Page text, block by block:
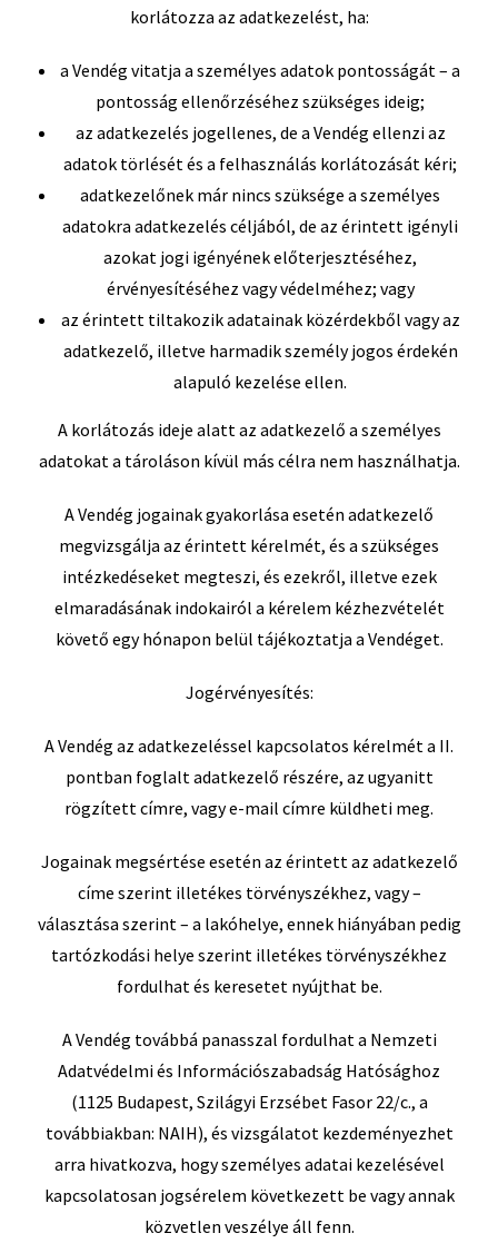
korlátozza az adatkezelést, ha:
a Vendég vitatja a személyes adatok pontosságát – a
pontosság ellenőrzéséhez szükséges ideig;
az adatkezelés jogellenes, de a Vendég ellenzi az
adatok törlését és a felhasználás korlátozását kéri;
adatkezelőnek már nincs szüksége a személyes
adatokra adatkezelés céljából, de az érintett igényli
azokat jogi igényének előterjesztéséhez,
érvényesítéséhez vagy védelméhez; vagy
az érintett tiltakozik adatainak közérdekből vagy az
adatkezelő, illetve harmadik személy jogos érdekén
alapuló kezelése ellen.
A korlátozás ideje alatt az adatkezelő a személyes
adatokat a tároláson kívül más célra nem használhatja.
A Vendég jogainak gyakorlása esetén adatkezelő
megvizsgálja az érintett kérelmét, és a szükséges
intézkedéseket megteszi, és ezekről, illetve ezek
elmaradásának indokairól a kérelem kézhezvételét
követő egy hónapon belül tájékoztatja a Vendéget.
Jogérvényesítés:
A Vendég az adatkezeléssel kapcsolatos kérelmét a II.
pontban foglalt adatkezelő részére, az ugyanitt
rögzített címre, vagy e-mail címre küldheti meg.
Jogainak megsértése esetén az érintett az adatkezelő
címe szerint illetékes törvényszékhez, vagy –
választása szerint – a lakóhelye, ennek hiányában pedig
tartózkodási helye szerint illetékes törvényszékhez
fordulhat és keresetet nyújthat be.
A Vendég továbbá panasszal fordulhat a Nemzeti
Adatvédelmi és Információszabadság Hatósághoz
(1125 Budapest, Szilágyi Erzsébet Fasor 22/c., a
továbbiakban: NAIH), és vizsgálatot kezdeményezhet
arra hivatkozva, hogy személyes adatai kezelésével
kapcsolatosan jogsérelem következett be vagy annak
közvetlen veszélye áll fenn.